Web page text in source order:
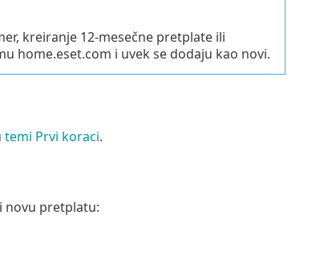
kreiranje 12-mesečne pretplate ili
home.eset.com i uvek se dodaju kao novi.
temi Prvi koraci.
novu pretplatu: